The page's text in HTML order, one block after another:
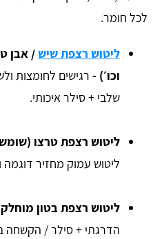
לכל חומר.
ליטוש רצפת שיש/ אבן
וכו׳) - רגישים לחומצות
שלבי + סילר איכותי.
ליטוש רצפת טרצו
ליטוש עמוק מחזיר
ליטוש רצפת בטון
הדרגתי + סילר / הקשחה